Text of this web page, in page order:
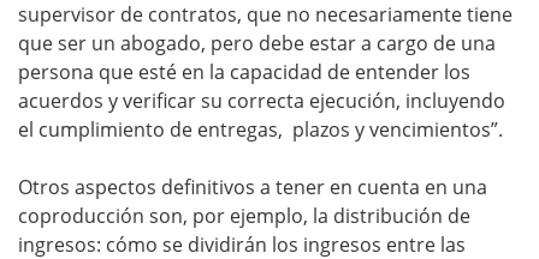
supervisor de contratos, que no necesariamente tiene
que ser un abogado, pero debe estar a cargo de una
persona que esté en la capacidad de entender los
acuerdos y verificar su correcta ejecución, incluyendo
el cumplimiento de entregas, plazos y vencimientos”.
Otros aspectos definitivos a tener en cuenta en una
coproducción son, por ejemplo, la distribución de
ingresos: cómo se dividirán los ingresos entre las